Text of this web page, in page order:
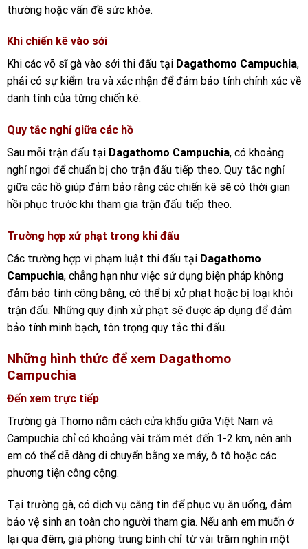
thường hoặc vấn đề sức khỏe.
Khi chiến kê vào sới
Khi các võ sĩ gà vào sới thi đấu tại Dagathomo Campuchia,
phải có sự kiểm tra và xác nhận để đảm bảo tính chính xác về
danh tính của từng chiến kê.
Quy tắc nghỉ giữa các hồ
Sau mỗi trận đấu tại Dagathomo Campuchia, có khoảng
nghỉ ngơi để chuẩn bị cho trận đấu tiếp theo. Quy tắc nghỉ
giữa các hồ giúp đảm bảo rằng các chiến kê sẽ có thời gian
hồi phục trước khi tham gia trận đấu tiếp theo.
Trường hợp xử phạt trong khi đấu
Các trường hợp vi phạm luật thi đấu tại Dagathomo
Campuchia, chẳng hạn như việc sử dụng biện pháp không
đảm bảo tính công bằng, có thể bị xử phạt hoặc bị loại khỏi
trận đấu. Những quy định xử phạt sẽ được áp dụng để đảm
bảo tính minh bạch, tôn trọng quy tắc thi đấu.
Những hình thức để xem Dagathomo
Campuchia
Đến xem trực tiếp
Trường gà Thomo nằm cách cửa khẩu giữa Việt Nam và
Campuchia chỉ có khoảng vài trăm mét đến 1-2 km, nên anh
em có thể dễ dàng di chuyển bằng xe máy, ô tô hoặc các
phương tiện công cộng.
Tại trường gà, có dịch vụ căng tin để phục vụ ăn uống, đảm
bảo vệ sinh an toàn cho người tham gia. Nếu anh em muốn ở
lại qua đêm, giá phòng trung bình chỉ từ vài trăm nghìn một